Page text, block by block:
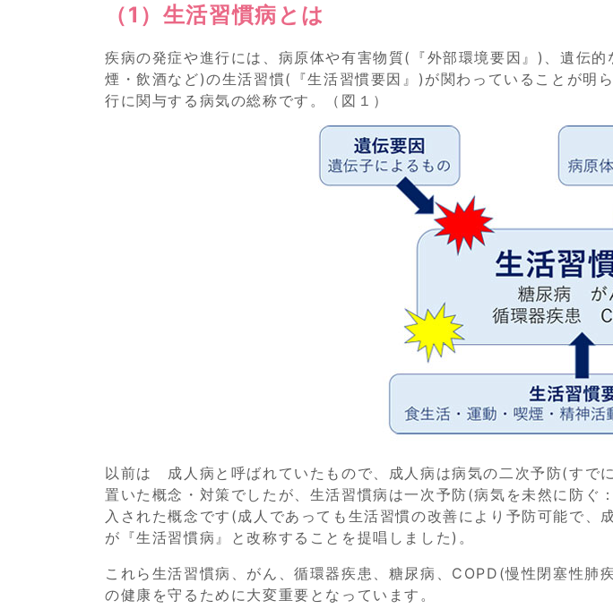
（1）生活習慣病とは
疾病の発症や進行には、病原体や有害物質(『外部環境要因』)、遺伝
煙・飲酒など)の生活習慣(『生活習慣要因』)が関わっていることが明
行に関与する病気の総称です。（図１）
以前は 成人病と呼ばれていたもので、成人病は病気の二次予防(すで
置いた概念・対策でしたが、生活習慣病は一次予防(病気を未然に防
入された概念です(成人であっても生活習慣の改善により予防可能で
が『生活習慣病』と改称することを提唱しました)。
これら生活習慣病、がん、循環器疾患、糖尿病、COPD(慢性閉塞性
の健康を守るために大変重要となっています。